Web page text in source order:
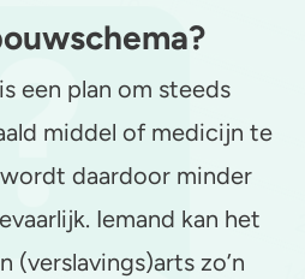
een plan om steeds
middel of medicijn te
daardoor minder
Iemand kan het
(verslavings)arts zo’n